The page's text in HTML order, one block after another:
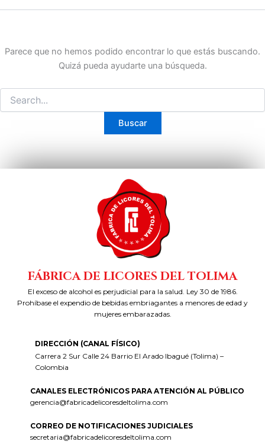
Parece que no hemos podido encontrar lo que estás buscando.
Quizá pueda ayudarte una búsqueda.
FÁBRICA DE LICORES DEL TOLIMA
El exceso de alcohol es perjudicial para la salud. Ley 30 de 1986.
Prohíbase el expendio de bebidas embriagantes a menores de edad y
mujeres embarazadas.
DIRECCIÓN (CANAL FÍSICO)
Carrera 2 Sur Calle 24 Barrio El Arado Ibagué (Tolima) –
Colombia
CANALES ELECTRÓNICOS PARA ATENCIÓN AL PÚBLICO
gerencia@fabricadelicoresdeltolima.com
CORREO DE NOTIFICACIONES JUDICIALES
secretaria@fabricadelicoresdeltolima.com